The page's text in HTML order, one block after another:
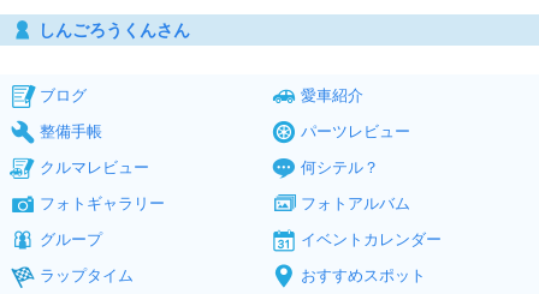
しんごろうくんさん
ブログ
愛車紹介
整備手帳
パーツレビュー
クルマレビュー
何シテル？
フォトギャラリー
フォトアルバム
グループ
イベントカレンダー
ラップタイム
おすすめスポット